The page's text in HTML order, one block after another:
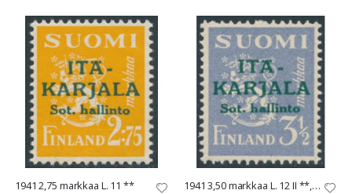
1941 2,75 markkaa L. 11 ** 1941 3,50 markkaa L. 12 II **, vajaa A